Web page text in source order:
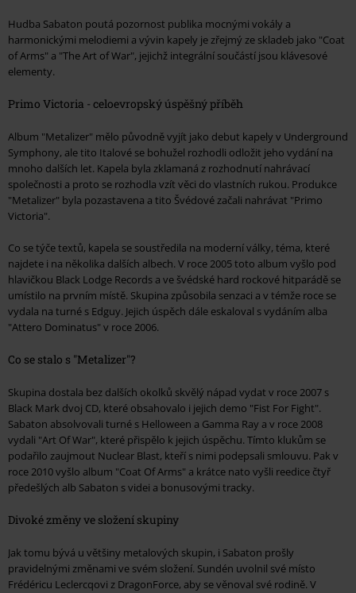
Hudba Sabaton poutá pozornost publika mocnými vokály a
harmonickými melodiemi a vývin kapely je zřejmý ze skladeb jako "Coat
of Arms" a "The Art of War", jejichž integrální součástí jsou klávesové
elementy.
Primo Victoria - celoevropský úspěšný příběh
Album "Metalizer" mělo původně vyjít jako debut kapely v Underground
Symphony, ale tito Italové se bohužel rozhodli odložit jeho vydání na
mnoho dalších let. Kapela byla zklamaná z rozhodnutí nahrávací
společnosti a proto se rozhodla vzít věci do vlastních rukou. Produkce
"Metalizer" byla pozastavena a tito Švédové začali nahrávat "Primo
Victoria".
Co se týče textů, kapela se soustředila na moderní války, téma, které
najdete i na několika dalších albech. V roce 2005 toto album vyšlo pod
hlavičkou Black Lodge Records a ve švédské hard rockové hitparádě se
umístilo na prvním místě. Skupina způsobila senzaci a v témže roce se
vydala na turné s Edguy. Jejich úspěch dále eskaloval s vydáním alba
"Attero Dominatus" v roce 2006.
Co se stalo s "Metalizer"?
Skupina dostala bez dalších okolků skvělý nápad vydat v roce 2007 s
Black Mark dvoj CD, které obsahovalo i jejich demo "Fist For Fight".
Sabaton absolvovali turné s Helloween a Gamma Ray a v roce 2008
vydali "Art Of War", které přispělo k jejich úspěchu. Tímto klukům se
podařilo zaujmout Nuclear Blast, kteří s nimi podepsali smlouvu. Pak v
roce 2010 vyšlo album "Coat Of Arms" a krátce nato vyšli reedice čtyř
předešlých alb Sabaton s videi a bonusovými tracky.
Divoké změny ve složení skupiny
Jak tomu bývá u většiny metalových skupin, i Sabaton prošly
pravidelnými změnami ve svém složení. Sundén uvolnil své místo
Frédéricu Leclercqovi z DragonForce, aby se věnoval své rodině. V